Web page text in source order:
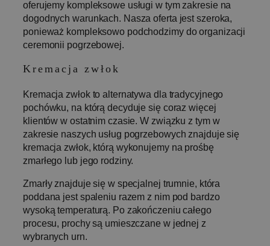
oferujemy kompleksowe usługi w tym zakresie na
dogodnych warunkach. Nasza oferta jest szeroka,
ponieważ kompleksowo podchodzimy do organizacji
ceremonii pogrzebowej.
Kremacja zwłok
Kremacja zwłok to alternatywa dla tradycyjnego
pochówku, na którą decyduje się coraz więcej
klientów w ostatnim czasie. W związku z tym w
zakresie naszych usług pogrzebowych znajduje się
kremacja zwłok, którą wykonujemy na prośbę
zmarłego lub jego rodziny.
Zmarły znajduje się w specjalnej trumnie, która
poddana jest spaleniu razem z nim pod bardzo
wysoką temperaturą. Po zakończeniu całego
procesu, prochy są umieszczane w jednej z
wybranych urn.